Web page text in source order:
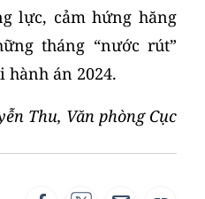
lực, cảm hứng hăng
tháng “nước rút”
hành án 2024.
Thu, Văn phòng Cục